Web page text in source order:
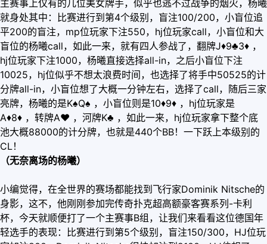
主赛事上仅有的几位美女牌手，似乎也逃不过战争的烟火，杨曦
就身处其中：比赛进行到第4个级别，盲注100/200，小盲位追
平200的盲注，mp位玩家下注550，hj位玩家call，小盲位和大
盲位的杨曦call，如此一来，就有四人参战了，翻牌J♦9♣3♦ ，
hj位玩家下注1000，杨曦直接选择all-in，之后小盲位下注
10025，hj位似乎不想太浪费时间，也选择了将手中50525的计
分牌all-in，小盲位想了大概一分钟左右，选择了call，随后三家
亮牌，杨曦的是K♠Q♠ ，小盲位则是10♦9♦ ，hj位玩家是
A♦8♦ ，转牌A♥ ，河牌K♣ ，如此一来，hj位玩家拿下整个底
池大概88000的计分牌，也就是440个BB！一下跃上本级别的
CL！
（无奈离场的杨曦）
小编觉得，在全世界的赛场都能找到飞行家Dominik Nitsche的
身影，这不，他刚刚参加完传奇扑克超高额豪客赛系列-卡利
杯，今天就顺便打了一个主赛事B组，让我们来看看这位德国年
轻选手的表现：比赛进行到第5个级别，盲注150/300，HJ位玩